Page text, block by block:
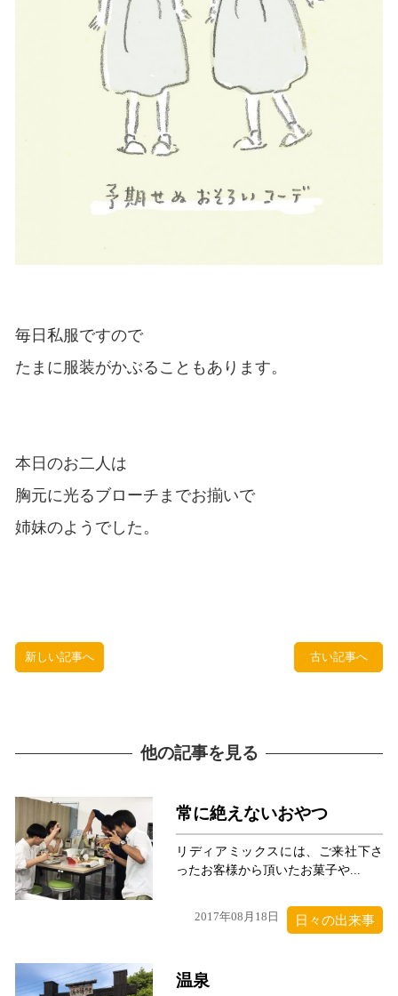
毎日私服ですので
たまに服装がかぶることもあります。
本日のお二人は
胸元に光るブローチまでお揃いで
姉妹のようでした。
新しい記事へ 古い記事へ
他の記事を見る
常に絶えないおやつ
リディアミックスには、ご来社下さ
ったお客様から頂いたお菓子や...
2017年08月18日 日々の出来事
温泉